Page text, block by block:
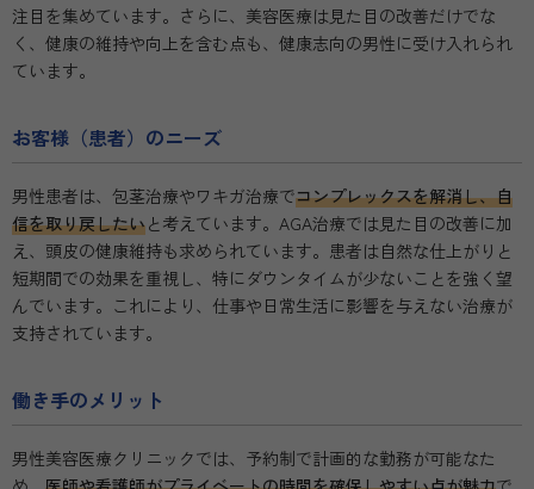
注目を集めています。さらに、美容医療は見た目の改善だけでな
く、健康の維持や向上を含む点も、健康志向の男性に受け入れられ
ています。
お客様（患者）のニーズ
男性患者は、包茎治療やワキガ治療でコンプレックスを解消し、自
信を取り戻したいと考えています。AGA治療では見た目の改善に加
え、頭皮の健康維持も求められています。患者は自然な仕上がりと
短期間での効果を重視し、特にダウンタイムが少ないことを強く望
んでいます。これにより、仕事や日常生活に影響を与えない治療が
支持されています。
働き手のメリット
男性美容医療クリニックでは、予約制で計画的な勤務が可能なた